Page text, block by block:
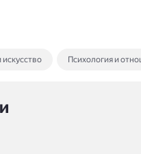
искусство Психология и